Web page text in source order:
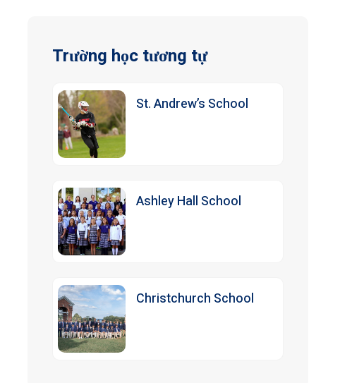
Trường học tương tự
St. Andrew’s School
Ashley Hall School
Christchurch School